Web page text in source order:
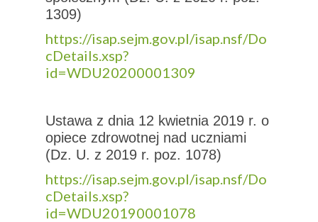
1309)
https://isap.sejm.gov.pl/isap.nsf/Do
cDetails.xsp?
id=WDU20200001309
Ustawa z dnia 12 kwietnia 2019 r. o
opiece zdrowotnej nad uczniami
(Dz. U. z 2019 r. poz. 1078)
https://isap.sejm.gov.pl/isap.nsf/Do
cDetails.xsp?
id=WDU20190001078